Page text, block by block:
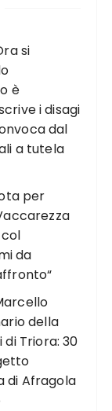
si
è
i disagi
dal
a tutela
per
da
della
di Triora: 30
di Afragola